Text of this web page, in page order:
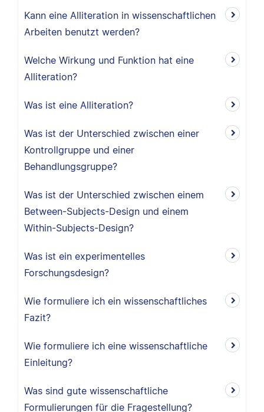
Kann eine Alliteration in wissenschaftlichen
Arbeiten benutzt werden?
Welche Wirkung und Funktion hat eine
Alliteration?
Was ist eine Alliteration?
Was ist der Unterschied zwischen einer
Kontrollgruppe und einer
Behandlungsgruppe?
Was ist der Unterschied zwischen einem
Between-Subjects-Design und einem
Within-Subjects-Design?
Was ist ein experimentelles
Forschungsdesign?
Wie formuliere ich ein wissenschaftliches
Fazit?
Wie formuliere ich eine wissenschaftliche
Einleitung?
Was sind gute wissenschaftliche
Formulierungen für die Fragestellung?